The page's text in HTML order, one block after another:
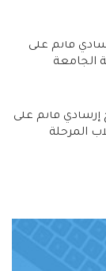
قائم على
الجامعة
إرشادي قائم على
المرحلة